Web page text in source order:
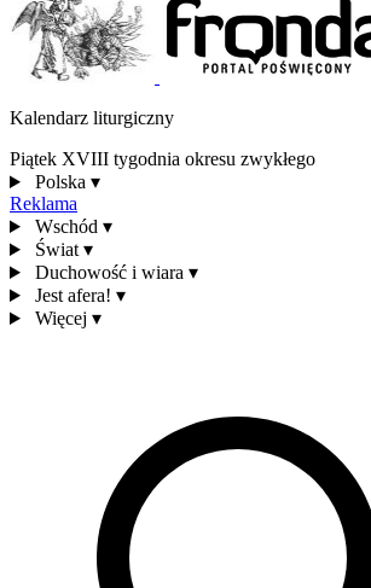
Kalendarz liturgiczny
Piątek XVIII tygodnia okresu zwykłego
Polska ▾
Reklama
Wschód ▾
Świat ▾
Duchowość i wiara ▾
Jest afera! ▾
Więcej ▾